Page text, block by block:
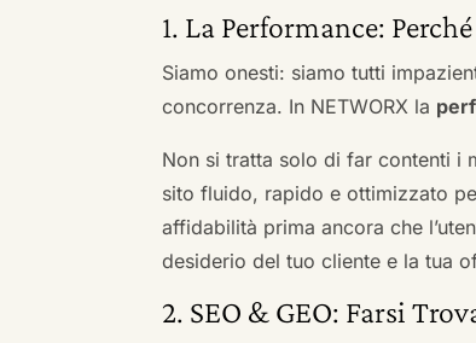
1. La Performance:
Siamo onesti: siamo tutti
concorrenza. In NETWORX la
Non si tratta solo di far contenti i
sito fluido, rapido e ottimizzato
affidabilità prima ancora che
desiderio del tuo cliente e la tua
2. SEO & GEO: Farsi